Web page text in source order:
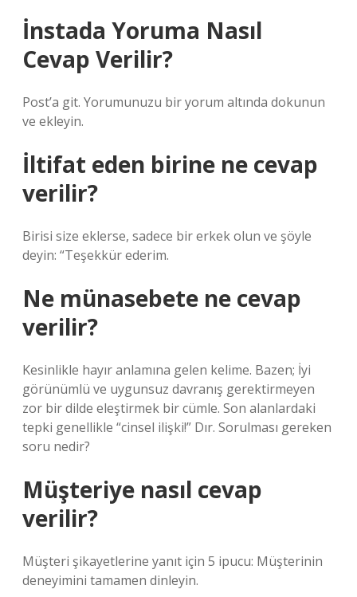
İnstada Yoruma Nasıl
Cevap Verilir?
Post’a git. Yorumunuzu bir yorum altında dokunun
ve ekleyin.
İltifat eden birine ne cevap
verilir?
Birisi size eklerse, sadece bir erkek olun ve şöyle
deyin: “Teşekkür ederim.
Ne münasebete ne cevap
verilir?
Kesinlikle hayır anlamına gelen kelime. Bazen; İyi
görünümlü ve uygunsuz davranış gerektirmeyen
zor bir dilde eleştirmek bir cümle. Son alanlardaki
tepki genellikle “cinsel ilişki!” Dır. Sorulması gereken
soru nedir?
Müşteriye nasıl cevap
verilir?
Müşteri şikayetlerine yanıt için 5 ipucu: Müşterinin
deneyimini tamamen dinleyin.